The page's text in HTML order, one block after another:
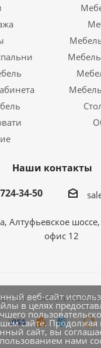
Наши контакты
34-50
Алтуфьевское
офис 12
- он" - мебельный
веб-сайт
в целях
сайте. Продолжая
сайт, вы
нами